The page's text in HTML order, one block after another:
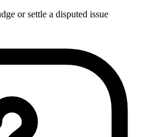
or settle a disputed issue